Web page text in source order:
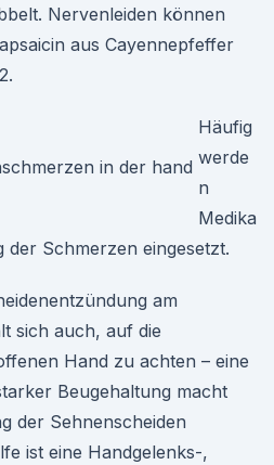
Nervenleiden können
aus Cayennepfeffer
Häufig
werde
n
Medika
Schmerzen eingesetzt.
am
sich auch, auf die
Hand zu achten – eine
Beugehaltung macht
der Sehnenscheiden
ist eine Handgelenks-,